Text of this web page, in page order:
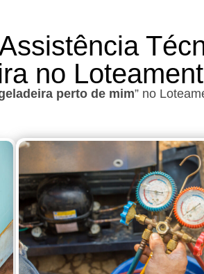
no
perto de mim” no